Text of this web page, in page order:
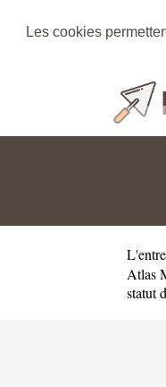
Les cookies
Atlas
statut